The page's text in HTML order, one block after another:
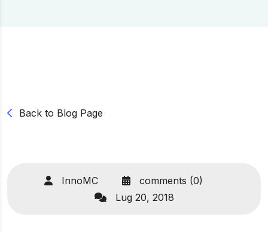
Back to Blog Page
InnoMC
comments (0)
Lug 20, 2018